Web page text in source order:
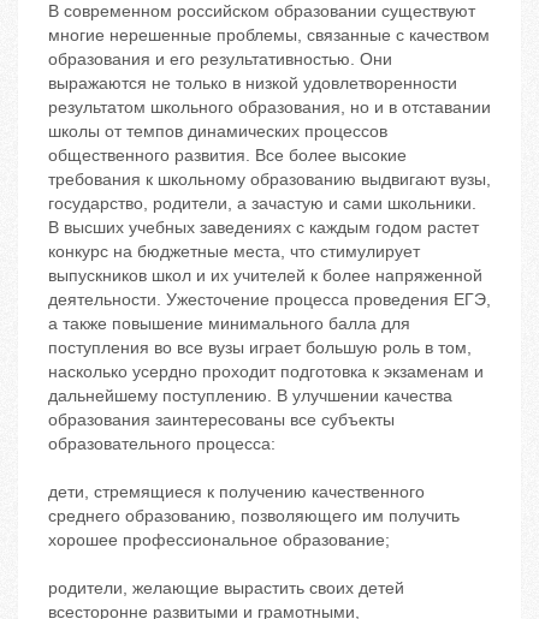
В современном российском образовании существуют
многие нерешенные проблемы, связанные с качеством
образования и его результативностью. Они
выражаются не только в низкой удовлетворенности
результатом школьного образования, но и в отставании
школы от темпов динамических процессов
общественного развития. Все более высокие
требования к школьному образованию выдвигают вузы,
государство, родители, а зачастую и сами школьники.
В высших учебных заведениях с каждым годом растет
конкурс на бюджетные места, что стимулирует
выпускников школ и их учителей к более напряженной
деятельности. Ужесточение процесса проведения ЕГЭ,
а также повышение минимального балла для
поступления во все вузы играет большую роль в том,
насколько усердно проходит подготовка к экзаменам и
дальнейшему поступлению. В улучшении качества
образования заинтересованы все субъекты
образовательного процесса:
дети, стремящиеся к получению качественного
среднего образованию, позволяющего им получить
хорошее профессиональное образование;
родители, желающие вырастить своих детей
всесторонне развитыми и грамотными,